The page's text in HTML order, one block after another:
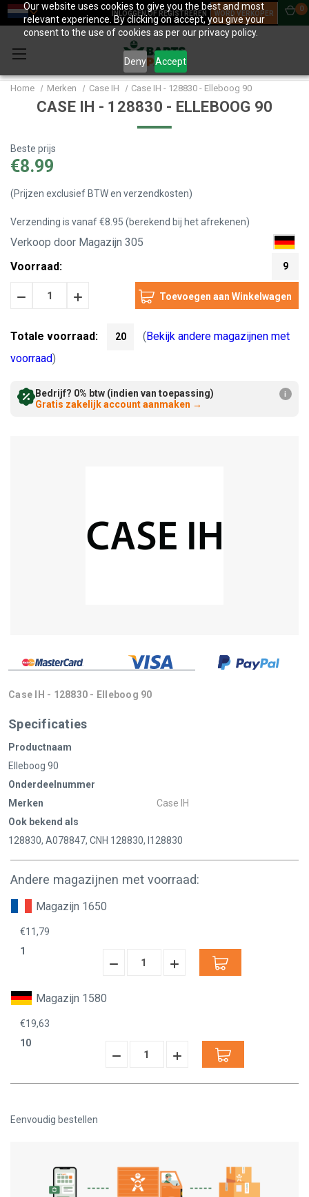
Our website uses cookies to give you the best and most
relevant experience. By clicking on accept, you give your
consent to the use of cookies as per our privacy policy.
Deny Accept
INLOGGEN OF REGISTREREN WORD VERKOPER
0
Home Merken Case IH Case IH - 128830 - Elleboog 90
CASE IH - 128830 - ELLEBOOG 90
Beste prijs
€8.99
(Prijzen exclusief BTW en verzendkosten)
Verzending is vanaf €8.95 (berekend bij het afrekenen)
Verkoop door Magazijn 305
Voorraad:
9
HoeveelheidHoeveelheid
Totale voorraad: 20 ( Bekijk andere magazijnen met
voorraad)
Bedrijf? 0% btw (indien van toepassing)
Gratis zakelijk account aanmaken →
i
Case IH - 128830 - Elleboog 90
Specificaties
Productnaam
Elleboog 90
Onderdeelnummer
Merken
Case IH
Ook bekend als
128830, A078847, CNH 128830, I128830
Andere magazijnen met voorraad:
Magazijn 1650
€11,79
1
Hoeveelheid
Hoeveelheid
Magazijn 1580
€19,63
10
Hoeveelheid
Verminderen:
Hoeveelheid
verhogen:
Eenvoudig bestellen